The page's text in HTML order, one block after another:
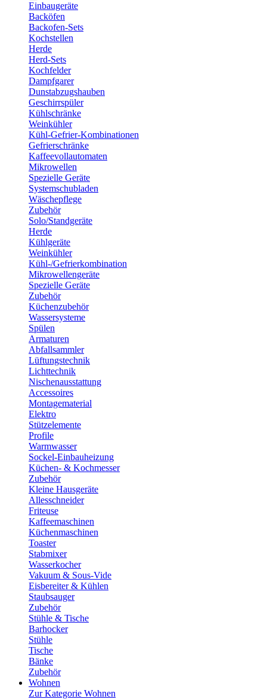
Einbaugeräte
Backöfen
Backofen-Sets
Kochstellen
Herde
Herd-Sets
Kochfelder
Dampfgarer
Dunstabzugshauben
Geschirrspüler
Kühlschränke
Weinkühler
Kühl-Gefrier-Kombinationen
Gefrierschränke
Kaffeevollautomaten
Mikrowellen
Spezielle Geräte
Systemschubladen
Wäschepflege
Zubehör
Solo/Standgeräte
Herde
Kühlgeräte
Weinkühler
Kühl-/Gefrierkombination
Mikrowellengeräte
Spezielle Geräte
Zubehör
Küchenzubehör
Wassersysteme
Spülen
Armaturen
Abfallsammler
Lüftungstechnik
Lichttechnik
Nischenausstattung
Accessoires
Montagematerial
Elektro
Stützelemente
Profile
Warmwasser
Sockel-Einbauheizung
Küchen- & Kochmesser
Zubehör
Kleine Hausgeräte
Allesschneider
Friteuse
Kaffeemaschinen
Küchenmaschinen
Toaster
Stabmixer
Wasserkocher
Vakuum & Sous-Vide
Eisbereiter & Kühlen
Staubsauger
Zubehör
Stühle & Tische
Barhocker
Stühle
Tische
Bänke
Zubehör
Wohnen
Zur Kategorie Wohnen